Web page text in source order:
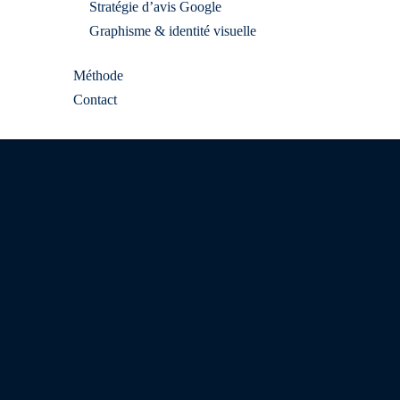
Stratégie d’avis Google
Graphisme & identité visuelle
Méthode
Contact